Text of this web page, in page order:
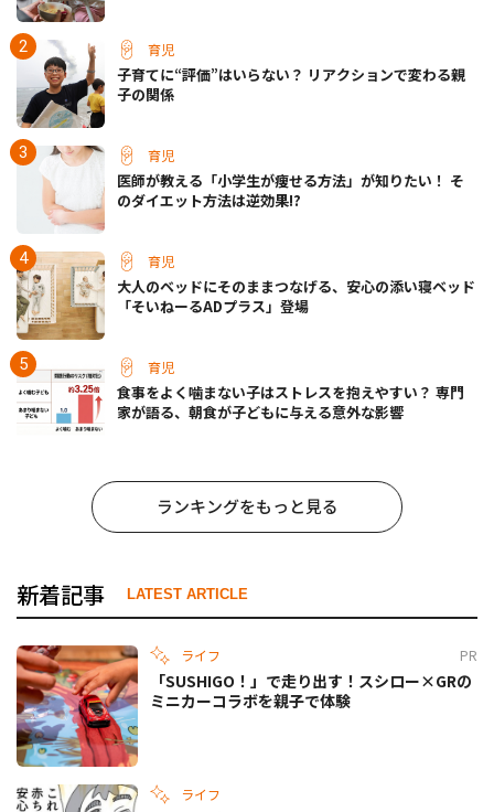
育児
子育てに“評価”はいらない？ リアクションで変わる親
子の関係
育児
医師が教える「小学生が痩せる方法」が知りたい！ そ
のダイエット方法は逆効果!?
育児
大人のベッドにそのままつなげる、安心の添い寝ベッド
「そいねーるADプラス」登場
育児
食事をよく噛まない子はストレスを抱えやすい？ 専門
家が語る、朝食が子どもに与える意外な影響
ランキングをもっと見る
新着記事 LATEST ARTICLE
ライフ PR
「SUSHIGO！」で走り出す！スシロー×GRの
ミニカーコラボを親子で体験
ライフ